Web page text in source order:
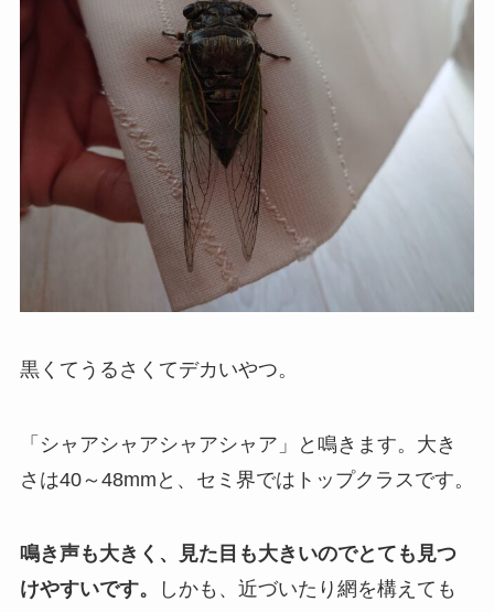
黒くてうるさくてデカいやつ。
「シャアシャアシャアシャア」と鳴きます。大き
さは40～48mmと、セミ界ではトップクラスです。
鳴き声も大きく、見た目も大きいのでとても見つ
けやすいです。
しかも、近づいたり網を構えても